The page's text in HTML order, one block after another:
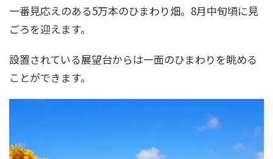
一番見応えのある5万本のひまわり畑。8月中旬頃に見
ごろを迎えます。
設置されている展望台からは一面のひまわりを眺める
ことができます。